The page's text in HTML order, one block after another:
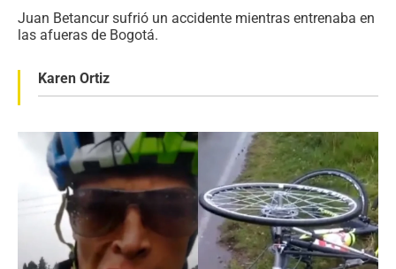
Juan Betancur sufrió un accidente mientras entrenaba en
las afueras de Bogotá.
Karen Ortiz